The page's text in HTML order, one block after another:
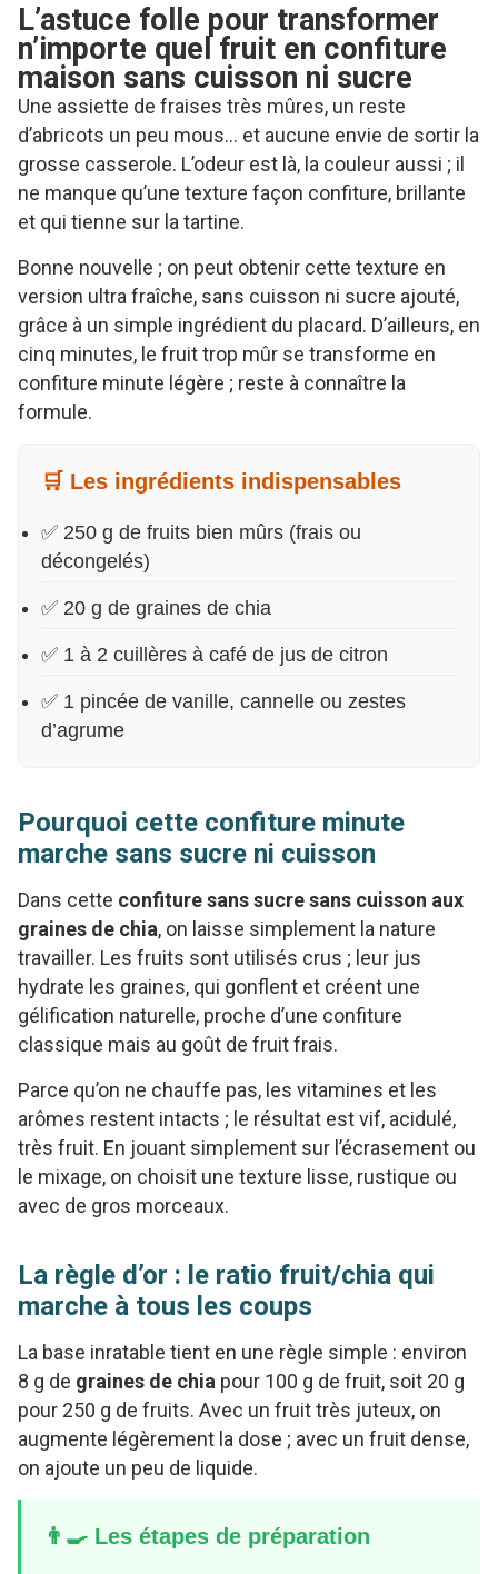
L’astuce folle pour transformer
n’importe quel fruit en confiture
maison sans cuisson ni sucre
Une assiette de fraises très mûres, un reste
d’abricots un peu mous… et aucune envie de sortir la
grosse casserole. L’odeur est là, la couleur aussi ; il
ne manque qu’une texture façon confiture, brillante
et qui tienne sur la tartine.
Bonne nouvelle ; on peut obtenir cette texture en
version ultra fraîche, sans cuisson ni sucre ajouté,
grâce à un simple ingrédient du placard. D’ailleurs, en
cinq minutes, le fruit trop mûr se transforme en
confiture minute légère ; reste à connaître la
formule.
🛒 Les ingrédients indispensables
✅ 250 g de fruits bien mûrs (frais ou
décongelés)
✅ 20 g de graines de chia
✅ 1 à 2 cuillères à café de jus de citron
✅ 1 pincée de vanille, cannelle ou zestes
d’agrume
Pourquoi cette confiture minute
marche sans sucre ni cuisson
Dans cette confiture sans sucre sans cuisson aux
graines de chia, on laisse simplement la nature
travailler. Les fruits sont utilisés crus ; leur jus
hydrate les graines, qui gonflent et créent une
gélification naturelle, proche d’une confiture
classique mais au goût de fruit frais.
Parce qu’on ne chauffe pas, les vitamines et les
arômes restent intacts ; le résultat est vif, acidulé,
très fruit. En jouant simplement sur l’écrasement ou
le mixage, on choisit une texture lisse, rustique ou
avec de gros morceaux.
La règle d’or : le ratio fruit/chia qui
marche à tous les coups
La base inratable tient en une règle simple : environ
8 g de graines de chia pour 100 g de fruit, soit 20 g
pour 250 g de fruits. Avec un fruit très juteux, on
augmente légèrement la dose ; avec un fruit dense,
on ajoute un peu de liquide.
👨‍🍳 Les étapes de préparation